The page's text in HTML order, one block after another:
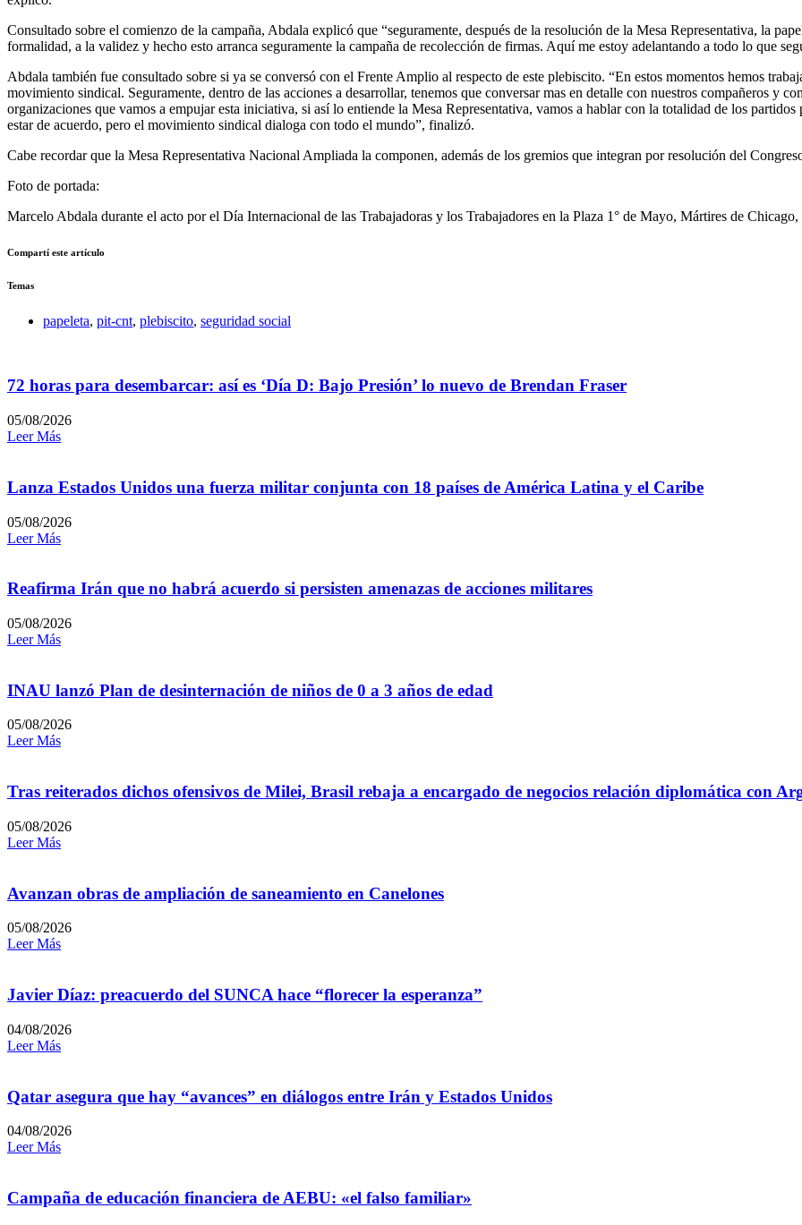
Consultado sobre el comienzo de la campaña, Abdala explicó que “seguramente, después de la resolución de la Mesa Representativa, la
formalidad, a la validez y hecho esto arranca seguramente la campaña de recolección de firmas. Aquí me estoy adelantando a todo lo que
Abdala también fue consultado sobre si ya se conversó con el Frente Amplio al respecto de este plebiscito. “En estos momentos hemos
movimiento sindical. Seguramente, dentro de las acciones a desarrollar, tenemos que conversar mas en detalle con nuestros compañeros y
organizaciones que vamos a empujar esta iniciativa, si así lo entiende la Mesa Representativa, vamos a hablar con la totalidad de los
estar de acuerdo, pero el movimiento sindical dialoga con todo el mundo”, finalizó.
Cabe recordar que la Mesa Representativa Nacional Ampliada la componen, además de los gremios que integran por resolución del
Foto de portada:
Marcelo Abdala durante el acto por el Día Internacional de las Trabajadoras y los Trabajadores en la Plaza 1° de Mayo, Mártires de
Compartí este artículo
Temas
papeleta, pit-cnt, plebiscito, seguridad social
72 horas para desembarcar: así es ‘Día D: Bajo Presión’ lo nuevo de Brendan Fraser
05/08/2026
Leer Más
Lanza Estados Unidos una fuerza militar conjunta con 18 países de América Latina y el Caribe
05/08/2026
Leer Más
Reafirma Irán que no habrá acuerdo si persisten amenazas de acciones militares
05/08/2026
Leer Más
INAU lanzó Plan de desinternación de niños de 0 a 3 años de edad
05/08/2026
Leer Más
Tras reiterados dichos ofensivos de Milei, Brasil rebaja a encargado de negocios relación diplomática con
05/08/2026
Leer Más
Avanzan obras de ampliación de saneamiento en Canelones
05/08/2026
Leer Más
Javier Díaz: preacuerdo del SUNCA hace “florecer la esperanza”
04/08/2026
Leer Más
Qatar asegura que hay “avances” en diálogos entre Irán y Estados Unidos
04/08/2026
Leer Más
Campaña de educación financiera de AEBU: «el falso familiar»